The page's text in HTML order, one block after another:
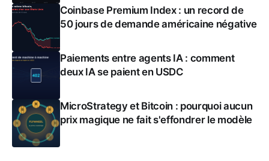
Coinbase Premium Index : un record de
50 jours de demande américaine négative
Paiements entre agents IA : comment
deux IA se paient en USDC
MicroStrategy et Bitcoin : pourquoi aucun
prix magique ne fait s'effondrer le modèle